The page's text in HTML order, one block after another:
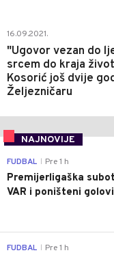
16.09.2021.
"Ugovor vezan do
srcem do kraja
Kosorić još dvije
Željezničaru
NAJNOVIJE
FUDBAL Pre 1 h
Premijerligaška
VAR i poništeni
FUDBAL Pre 1 h